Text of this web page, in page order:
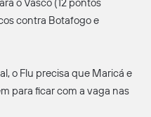
o Vasco (12 pontos
contra Botafogo e
o Flu precisa que Maricá e
para ficar com a vaga nas